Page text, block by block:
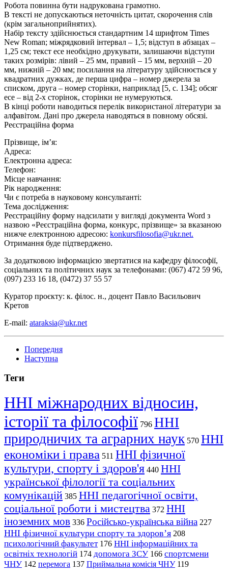
Робота повинна бути надрукована грамотно.
В тексті не допускаються неточність цитат, скорочення слів
(крім загальноприйнятих).
Набір тексту здійснюється стандартним 14 шрифтом Times
New Roman; міжрядковий інтервал – 1,5; відступ в абзацах –
1,25 см; текст есе необхідно друкувати, залишаючи відступи
таких розмірів: лівий – 25 мм, правий – 15 мм, верхній – 20
мм, нижній – 20 мм; посилання на літературу здійснюється у
квадратних дужках, де перша цифра – номер джерела за
списком, друга – номер сторінки, наприклад [5, с. 134]; обсяг
есе – від 2-х сторінок, сторінки не нумеруються.
В кінці роботи наводиться перелік використаної літератури за
алфавітом. Дані про джерела наводяться в повному обсязі.
Реєстраційна форма
Прізвище, ім’я:
Адреса:
Електронна адреса:
Телефон:
Місце навчання:
Рік народження:
Чи є потреба в науковому консультанті:
Тема дослідження:
Реєстраційну форму надсилати у вигляді документа Word з
назвою «Реєстраційна форма, конкурс, прізвище» за вказаною
нижче електронною адресою: konkursfilosofia@ukr.net.
Отримання буде підтверджено.
За додатковою інформацією звертатися на кафедру філософії,
соціальних та політичних наук за телефонами: (067) 472 59 96,
(097) 233 16 18, (0472) 37 55 57
Куратор проєкту: к. філос. н., доцент Павло Васильович
Кретов
E-mail: ataraksia@ukr.net
Попередня
Наступна
Теги
ННІ міжнародних відносин,
історії та філософії 796 ННІ
природничих та аграрних наук 570 ННІ
економіки і права 511 ННІ фізичної
культури, спорту і здоров'я 440 ННІ
української філології та соціальних
комунікацій 385 ННІ педагогічної освіти,
соціальної роботи і мистецтва 372 ННІ
іноземних мов 336 Російсько-українська війна 227
ННІ фізичної культури спорту та здоров’я 208
психологічний факультет 176 ННІ інформаційних та
освітніх технологій 174 допомога ЗСУ 166 спортсмени
ЧНУ 142 перемога 137 Приймальна комісія ЧНУ 119